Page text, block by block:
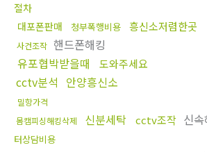
절차
대포폰판매
청부폭행비용 흥신소저렴한곳
사건조작 핸드폰해킹
유포협박받을때
도와주세요
cctv분석 안양흥신소
밀항가격
몸캠피싱해킹삭제
신분세탁 cctv조작 신
터상담비용